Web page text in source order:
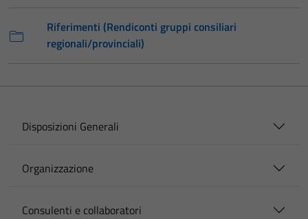
Riferimenti (Rendiconti gruppi consiliari
regionali/provinciali)
Disposizioni Generali
Organizzazione
Consulenti e collaboratori